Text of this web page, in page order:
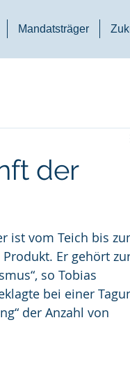
Mandatsträger
der
ist vom Teich bis
Er gehört
so Tobias
bei einer
der Anzahl von